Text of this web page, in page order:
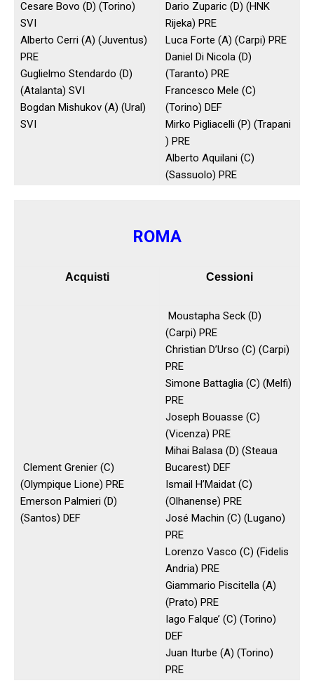
Cesare Bovo (D) (Torino)
SVI
Alberto Cerri (A) (Juventus)
PRE
Guglielmo Stendardo (D)
(Atalanta) SVI
Bogdan Mishukov (A) (Ural)
SVI
Dario Zuparic (D) (HNK
Rijeka) PRE
Luca Forte (A) (Carpi) PRE
Daniel Di Nicola (D)
(Taranto) PRE
Francesco Mele (C)
(Torino) DEF
Mirko Pigliacelli (P) (Trapani
) PRE
Alberto Aquilani (C)
(Sassuolo) PRE
ROMA
Acquisti Cessioni
Clement Grenier (C)
(Olympique Lione) PRE
Emerson Palmieri (D)
(Santos) DEF
Moustapha Seck (D)
(Carpi) PRE
Christian D’Urso (C) (Carpi)
PRE
Simone Battaglia (C) (Melfi)
PRE
Joseph Bouasse (C)
(Vicenza) PRE
Mihai Balasa (D) (Steaua
Bucarest) DEF
Ismail H’Maidat (C)
(Olhanense) PRE
José Machin (C) (Lugano)
PRE
Lorenzo Vasco (C) (Fidelis
Andria) PRE
Giammario Piscitella (A)
(Prato) PRE
Iago Falque’ (C) (Torino)
DEF
Juan Iturbe (A) (Torino)
PRE